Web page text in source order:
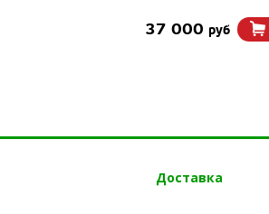
37 000 руб
Доставка